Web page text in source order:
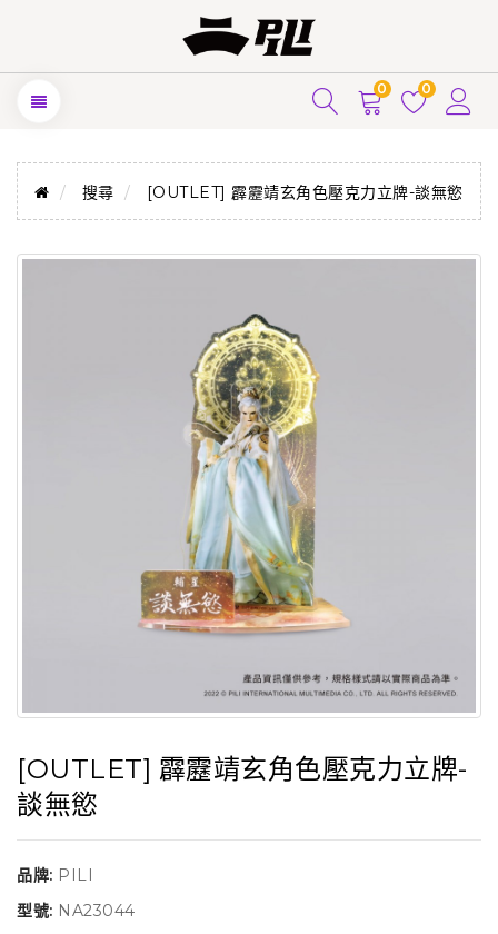
0 0
搜尋 [OUTLET] 霹靂靖玄角色壓克力立牌-談無慾
[OUTLET] 霹靂靖玄角色壓克力立牌-
談無慾
品牌: PILI
型號: NA23044